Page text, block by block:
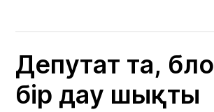
Депутат та,
бір дау шықты